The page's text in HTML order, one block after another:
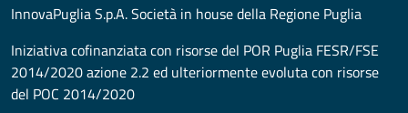
InnovaPuglia S.p.A. Società in house della Regione Puglia
Iniziativa cofinanziata con risorse del POR Puglia FESR/FSE
2014/2020 azione 2.2 ed ulteriormente evoluta con risorse
del POC 2014/2020